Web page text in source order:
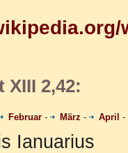
XIII 2,42:
Februar - März - April -
Ianuarius